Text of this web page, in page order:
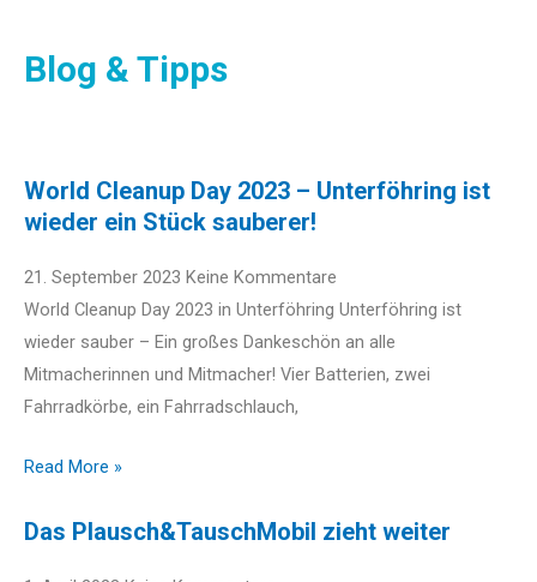
m
-
n
-
e
x
t
Blog & Tipps
World Cleanup Day 2023 – Unterföhring ist
wieder ein Stück sauberer!
21. September 2023 Keine Kommentare
World Cleanup Day 2023 in Unterföhring Unterföhring ist
wieder sauber – Ein großes Dankeschön an alle
Mitmacherinnen und Mitmacher! Vier Batterien, zwei
Fahrradkörbe, ein Fahrradschlauch,
Read More »
Das Plausch&TauschMobil zieht weiter